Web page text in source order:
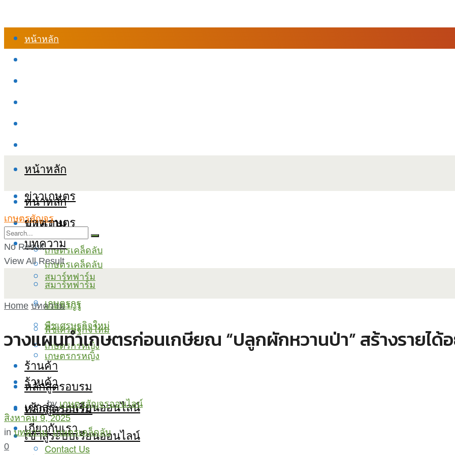
หน้าหลัก
หน้าหลัก
ข่าวเกษตร
บทความ
เกษตรเคล็ดลับ
สมาร์ทฟาร์ม
เกษตรกูรู
พืชเศรษฐกิจใหม่
เกษตรกรหญิง
ร้านค้า
หลักสูตรอบรม
เข้าสู่ระบบเรียนออนไลน์
หน้าหลัก
ข่าวเกษตร
บทความ
เกษตรเคล็ดลับ
สมาร์ทฟาร์ม
เกษตรกูรู
พืชเศรษฐกิจใหม่
เกษตรกรหญิง
ร้านค้า
หลักสูตรอบรม
เข้าสู่ระบบเรียนออนไลน์
เกี่ยวกับเรา
Contact Us
เกษตรสัญจร
No Result
View All Result
Home บทความ
วางแผนทำเกษตรก่อนเกษียณ “ปลูกผักหวานป่า” สร้างรายได้
by เกษตรสัญจรออนไลน์
สิงหาคม 9, 2025
in บทความ,เกษตรเคล็ดลับ
0